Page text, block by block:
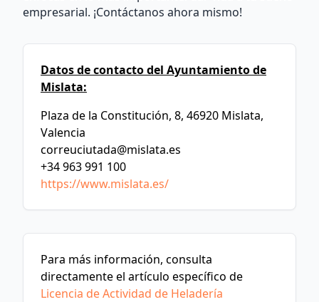
empresarial. ¡Contáctanos ahora mismo!
Datos de contacto del Ayuntamiento de
Mislata:
Plaza de la Constitución, 8, 46920 Mislata,
Valencia
correuciutada@mislata.es
+34 963 991 100
https://www.mislata.es/
Para más información, consulta
directamente el artículo específico de
Licencia de Actividad de Heladería